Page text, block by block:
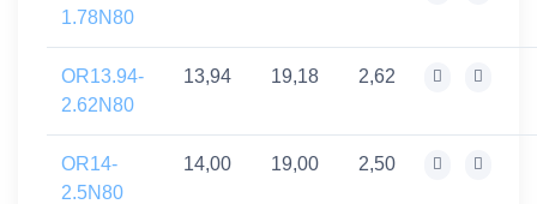
1.78N80
OR13.94-
2.62N80
13,94 19,18 2,62
OR14-
2.5N80
14,00 19,00 2,50